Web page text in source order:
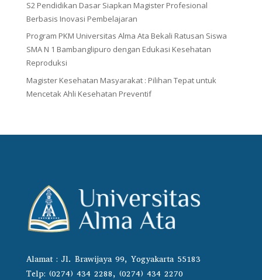
S2 Pendidikan Dasar Siapkan Magister Profesional
Berbasis Inovasi Pembelajaran
Program PKM Universitas Alma Ata Bekali Ratusan Siswa
SMA N 1 Bambanglipuro dengan Edukasi Kesehatan
Reproduksi
Magister Kesehatan Masyarakat : Pilihan Tepat untuk
Mencetak Ahli Kesehatan Preventif
Alamat : Jl. Brawijaya 99, Yogyakarta 55183
Telp: (0274) 434 2288, (0274) 434 2270